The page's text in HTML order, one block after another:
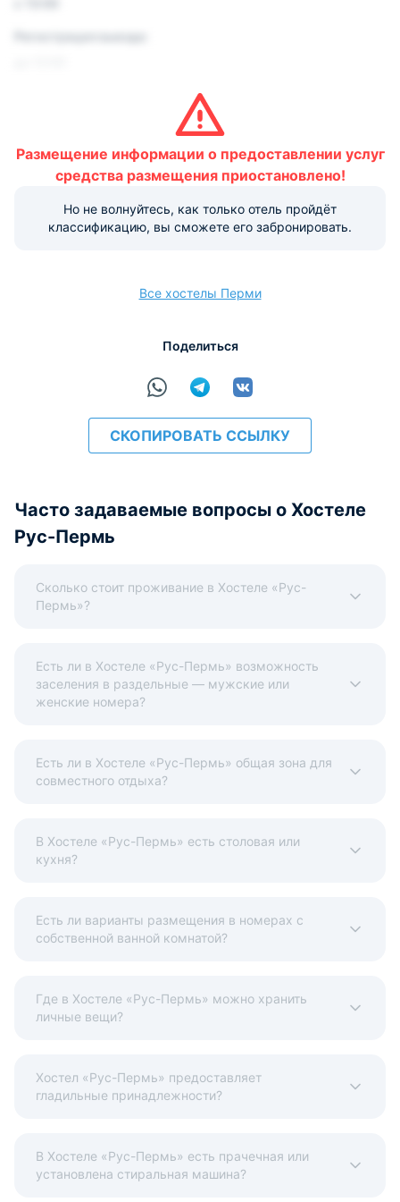
Условия и правила проживания:
Размещение домашних животных не допускается.
Варианты оплаты, доступные на ресепшене:
Безналичный Visa Euro/Mastercard Maestro МИР
Размещение информации о предоставлении услуг
средства размещения приостановлено!
Но не волнуйтесь, как только отель пройдёт
классификацию, вы сможете его забронировать.
Все хостелы Перми
Поделиться
СКОПИРОВАТЬ ССЫЛКУ
Часто задаваемые вопросы о Хостеле
Рус-Пермь
Сколько стоит проживание в Хостеле «Рус-
Пермь»?
Есть ли в Хостеле «Рус-Пермь» возможность
заселения в раздельные — мужские или
женские номера?
Есть ли в Хостеле «Рус-Пермь» общая зона для
совместного отдыха?
В Хостеле «Рус-Пермь» есть столовая или
кухня?
Есть ли варианты размещения в номерах с
собственной ванной комнатой?
Где в Хостеле «Рус-Пермь» можно хранить
личные вещи?
Хостел «Рус-Пермь» предоставляет
гладильные принадлежности?
В Хостеле «Рус-Пермь» есть прачечная или
установлена стиральная машина?